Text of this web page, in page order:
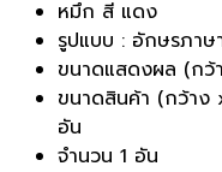
หมึก สี แดง
รูปแบบ : อักษรภาษ
ขนาดแสดงผล (กว้
ขนาดสินค้า (กว้าง
อัน
จำนวน 1 อัน